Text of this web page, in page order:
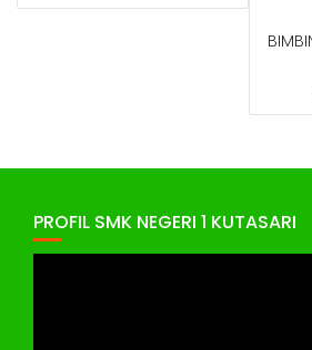
PROFIL SMK NEGERI 1 KUTASARI